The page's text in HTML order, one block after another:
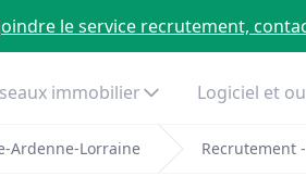
le service recrutement,
immobilier Logiciel et
Ardenne-Lorraine Recrutement